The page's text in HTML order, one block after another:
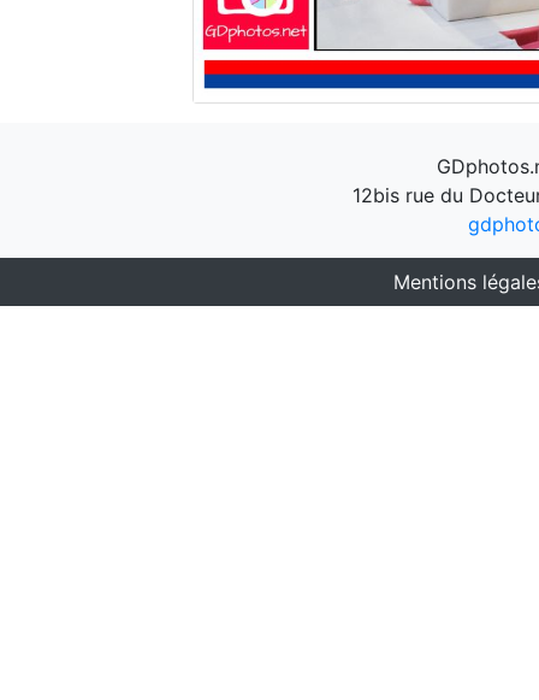
12bis rue du
Mentions